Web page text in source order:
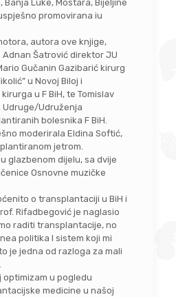
Banja Luke, Mostara, Bijeljine
promovirana iu
autora ove knjige,
Adnan Šatrović direktor JU
Gučanin Gazibarić kirurg
u Novoj Biloj i
u F BiH, te Tomislav
Udruge/Udruženja
bolesnika F BiH.
moderirala Eldina Softić,
jetrom.
glazbenom dijelu, sa dvije
Osnovne muzičke
o transplantaciji u BiH i
Rifadbegović je naglasio
raditi transplantacije, no
politika I sistem koji mi
je jedna od razloga za mali
optimizam u pogledu
medicine u našoj